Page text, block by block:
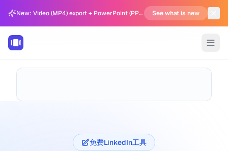
New: Video (MP4) export + PowerPoint (PPTX) support in Carousel Generator See what is new
免费LinkedIn工具